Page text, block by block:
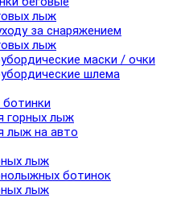
лыж
за снаряжением
лыж
маски / очки
шлема
горных лыж
лыж на авто
лыж
ботинок
лыж